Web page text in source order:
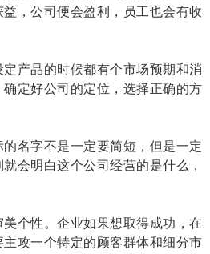
，公司便会盈利，员工也会有收
产品的时候都有个市场预期和消
定好公司的定位，选择正确的方
名字不是一定要简短，但是一定
会明白这个公司经营的是什么，
个性。企业如果想取得成功，在
攻一个特定的顾客群体和细分市